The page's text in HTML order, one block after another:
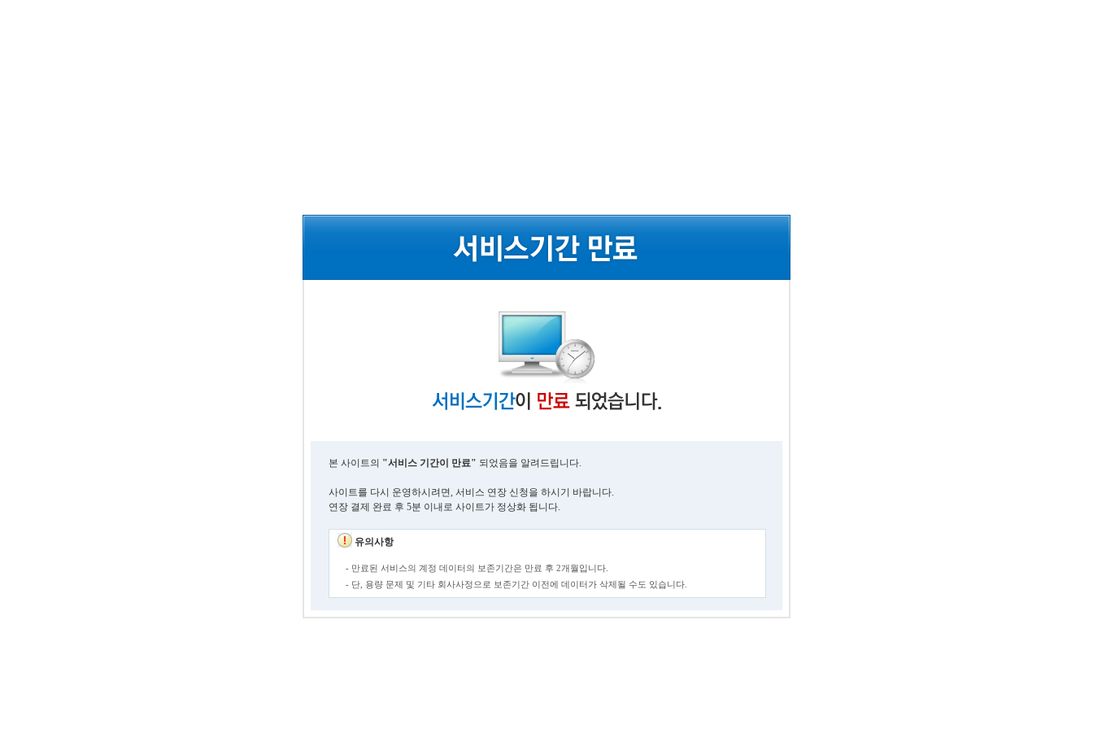
본 사이트의 "서비스 기간이 만료" 되었음을 알려드립니다.
사이트를 다시 운영하시려면, 서비스 연장 신청을 하시기 바랍니다.
연장 결제 완료 후 5분 이내로 사이트가 정상화 됩니다.
유의사항
- 만료된 서비스의 계정 데이터의 보존기간은 만료 후 2개월입니다.
- 단, 용량 문제 및 기타 회사사정으로 보존기간 이전에 데이터가 삭제될 수도 있습니다.